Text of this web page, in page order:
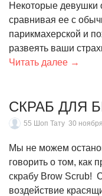
Некоторые девушки
сравнивая ее с
парикмахерской и
развеять ваши
Читать далее →
СКРАБ ДЛЯ
55 Шоп Тату 30
Мы не можем
говорить о том, как
скрабу Brow Scrub!
воздействие